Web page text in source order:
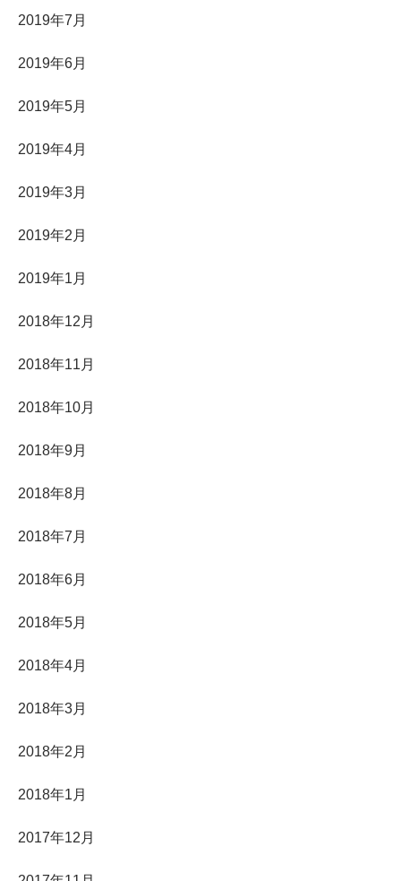
2019年7月
2019年6月
2019年5月
2019年4月
2019年3月
2019年2月
2019年1月
2018年12月
2018年11月
2018年10月
2018年9月
2018年8月
2018年7月
2018年6月
2018年5月
2018年4月
2018年3月
2018年2月
2018年1月
2017年12月